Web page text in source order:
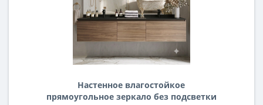
Настенное влагостойкое
прямоугольное зеркало без подсветки